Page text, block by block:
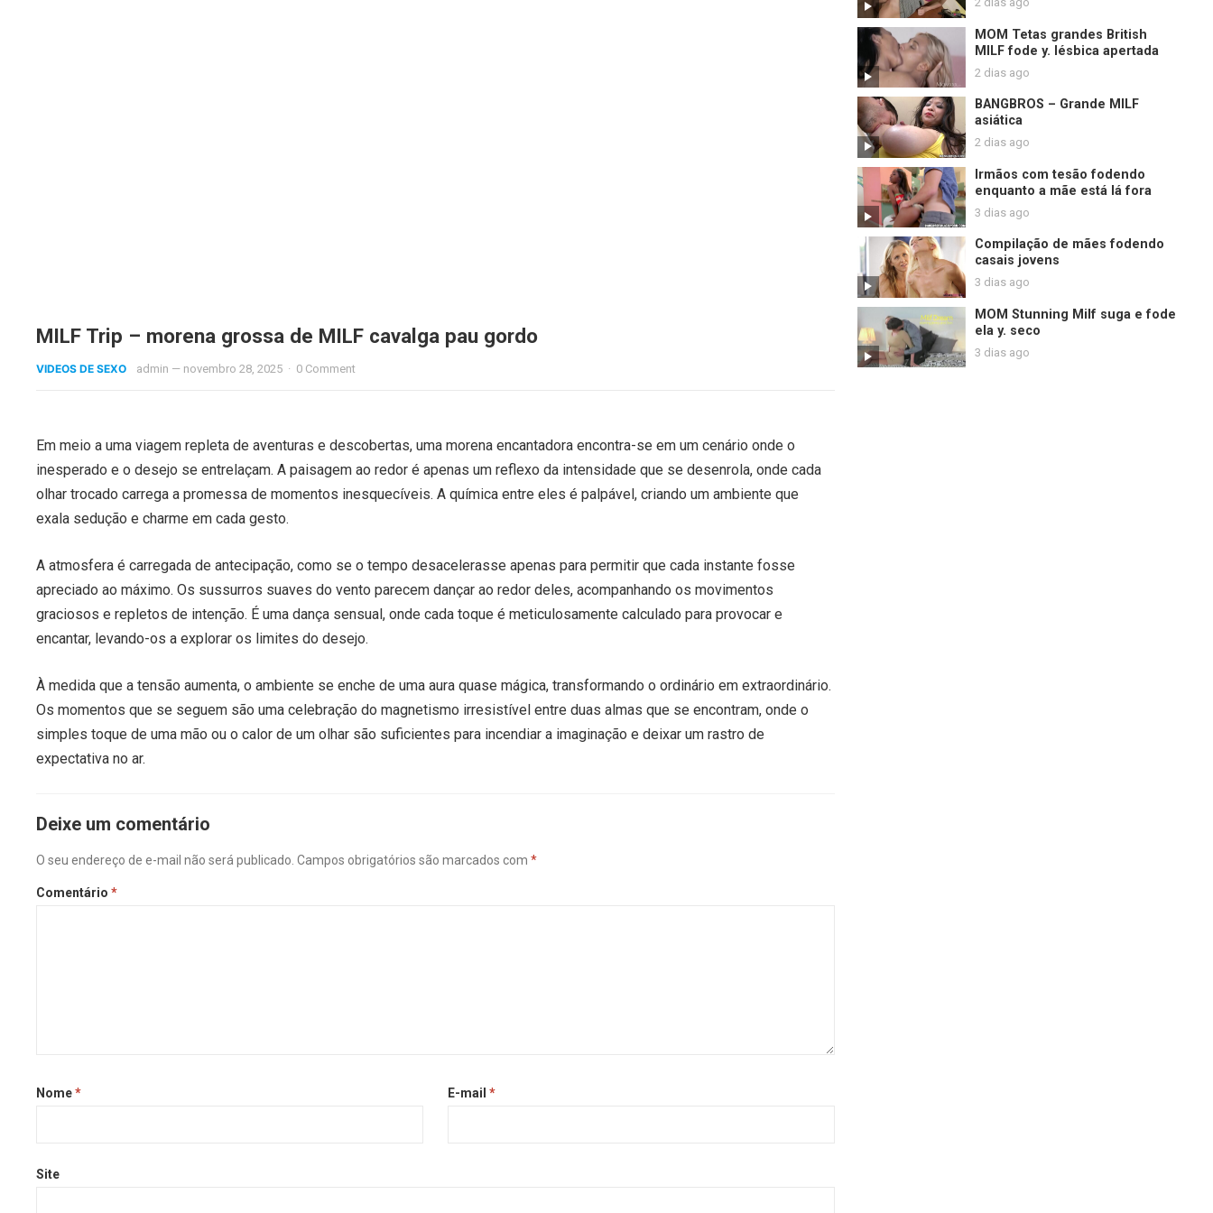
MILF Trip – morena grossa de MILF cavalga pau gordo
VIDEOS DE SEXO admin — novembro 28, 2025 · 0 Comment
Em meio a uma viagem repleta de aventuras e descobertas, uma morena encantadora encontra-se em um cenário onde o
inesperado e o desejo se entrelaçam. A paisagem ao redor é apenas um reflexo da intensidade que se desenrola, onde cada
olhar trocado carrega a promessa de momentos inesquecíveis. A química entre eles é palpável, criando um ambiente que
exala sedução e charme em cada gesto.
A atmosfera é carregada de antecipação, como se o tempo desacelerasse apenas para permitir que cada instante fosse
apreciado ao máximo. Os sussurros suaves do vento parecem dançar ao redor deles, acompanhando os movimentos
graciosos e repletos de intenção. É uma dança sensual, onde cada toque é meticulosamente calculado para provocar e
encantar, levando-os a explorar os limites do desejo.
À medida que a tensão aumenta, o ambiente se enche de uma aura quase mágica, transformando o ordinário em extraordinário.
Os momentos que se seguem são uma celebração do magnetismo irresistível entre duas almas que se encontram, onde o
simples toque de uma mão ou o calor de um olhar são suficientes para incendiar a imaginação e deixar um rastro de
expectativa no ar.
Deixe um comentário
O seu endereço de e-mail não será publicado. Campos obrigatórios são marcados com*
Comentário*
Nome* E-mail *
Site
MOM Tetas grandes British
MILF fode y. lésbica apertada
2 dias ago
BANGBROS – Grande MILF
asiática
2 dias ago
Irmãos com tesão fodendo
enquanto a mãe está lá fora
3 dias ago
Compilação de mães fodendo
casais jovens
3 dias ago
MOM Stunning Milf suga e fode
ela y. seco
3 dias ago